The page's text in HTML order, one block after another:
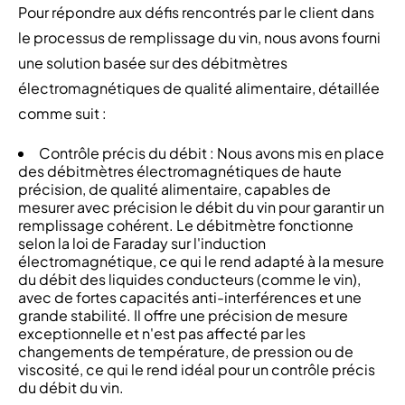
Pour répondre aux défis rencontrés par le client dans
le processus de remplissage du vin, nous avons fourni
une solution basée sur des débitmètres
électromagnétiques de qualité alimentaire, détaillée
comme suit :
Contrôle précis du débit : Nous avons mis en place
des débitmètres électromagnétiques de haute
précision, de qualité alimentaire, capables de
mesurer avec précision le débit du vin pour garantir un
remplissage cohérent. Le débitmètre fonctionne
selon la loi de Faraday sur l'induction
électromagnétique, ce qui le rend adapté à la mesure
du débit des liquides conducteurs (comme le vin),
avec de fortes capacités anti-interférences et une
grande stabilité. Il offre une précision de mesure
exceptionnelle et n'est pas affecté par les
changements de température, de pression ou de
viscosité, ce qui le rend idéal pour un contrôle précis
du débit du vin.